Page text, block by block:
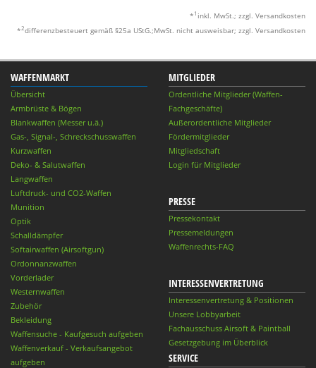
* 1 inkl. MwSt.; zzgl. Versandkosten
*2differenzbesteuert gemäß §25a UStG.;MwSt. nicht ausweisbar; zzgl. Versandkosten
WAFFENMARKT
Übersicht
Armbrüste & Bögen
Blankwaffen (Messer u.ä.)
Gas-, Signal-, Schreckschusswaffen
Kurzwaffen
Deko- & Salutwaffen
Langwaffen
Luftdruck- und CO2-Waffen
Munition
Optik
Schalldämpfer
Softairwaffen (Airsoftgun)
Ordonnanzwaffen
Vorderlader
Westernwaffen
Zubehör
Bekleidung
Waffensuche - Kaufgesuch aufgeben
Waffenverkauf - Verkaufsangebot
aufgeben
MITGLIEDER
Ordentliche Mitglieder (Waffen-
Fachgeschäfte)
Außerordentliche Mitglieder
Fördermitglieder
Mitgliedschaft
Login für Mitglieder
PRESSE
Pressekontakt
Pressemeldungen
Waffenrechts-FAQ
INTERESSENVERTRETUNG
Interessenvertretung & Positionen
Unsere Lobbyarbeit
Fachausschuss Airsoft & Paintball
Gesetzgebung im Überblick
SERVICE